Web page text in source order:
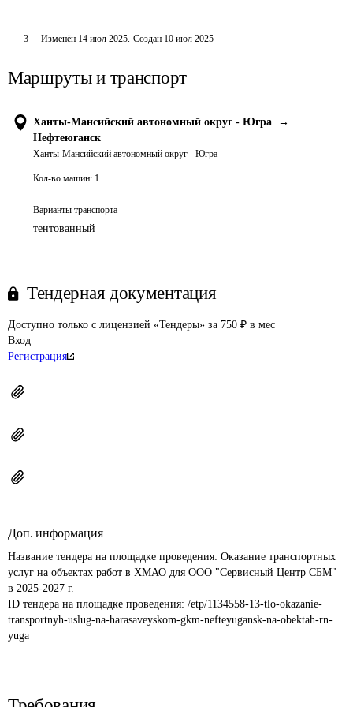
3 Изменён 14 июл 2025. Создан 10 июл 2025
Маршруты и транспорт
Ханты-Мансийский автономный округ - Югра
→
Нефтеюганск
Ханты-Мансийский автономный округ - Югра
Кол-во машин: 1
Варианты транспорта
тентованный
Тендерная документация
Доступно только с лицензией «Тендеры» за 750 ₽ в мес
Вход
Регистрация
Доп. информация
Название тендера на площадке проведения: Оказание транспортных
услуг на объектах работ в ХМАО для ООО "Сервисный Центр СБМ"
в 2025-2027 г.
ID тендера на площадке проведения: /etp/1134558-13-tlo-okazanie-
transportnyh-uslug-na-harasaveyskom-gkm-nefteyugansk-na-obektah-rn-
yuga